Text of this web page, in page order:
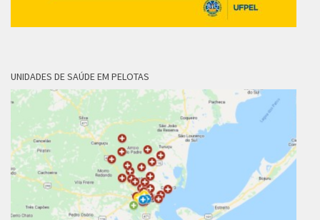
UNIDADES DE SAÚDE EM PELOTAS